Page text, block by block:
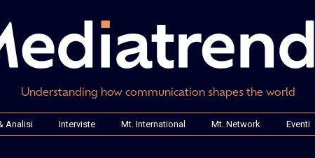
Understanding how communication shapes the world
Analisi Interviste Mt. International Mt. Network Eventi